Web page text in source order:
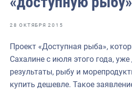
Отраслевые СМИ
Выставки и конференции
Научно-практическая
Рыбоохрана России
Отрасль в цифрах
28 ОКТЯБРЯ 2015
Проект «Доступная рыба»,
Сахалине с июля этого года,
результаты, рыбу и
купить дешевле. Такое